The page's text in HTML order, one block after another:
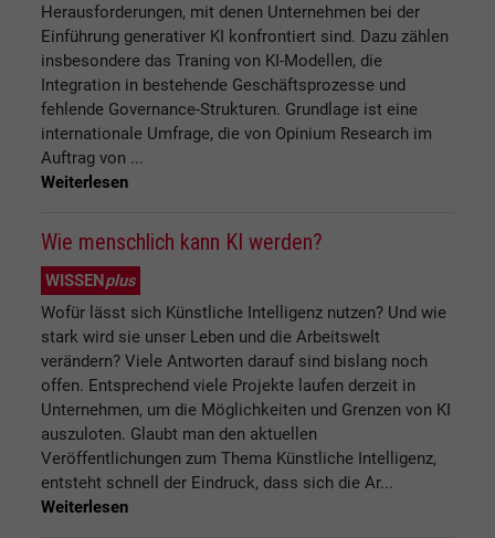
Herausforderungen, mit denen Unternehmen bei der
Einführung generativer KI konfrontiert sind. Dazu zählen
insbesondere das Traning von KI-Modellen, die
Integration in bestehende Geschäftsprozesse und
fehlende Governance-Strukturen. Grundlage ist eine
internationale Umfrage, die von Opinium Research im
Auftrag von ...
Weiterlesen
Wie menschlich kann KI werden?
WISSEN plus
Wofür lässt sich Künstliche Intelligenz nutzen? Und wie
stark wird sie unser Leben und die Arbeitswelt
verändern? Viele Antworten darauf sind bislang noch
offen. Entsprechend viele Projekte laufen derzeit in
Unternehmen, um die Möglichkeiten und Grenzen von KI
auszuloten. Glaubt man den aktuellen
Veröffentlichungen zum Thema Künstliche Intelligenz,
entsteht schnell der Eindruck, dass sich die Ar...
Weiterlesen